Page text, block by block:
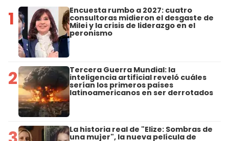
1 Encuesta rumbo a 2027: cuatro
consultoras midieron el desgaste de
Milei y la crisis de liderazgo en el
peronismo
2 Tercera Guerra Mundial: la
inteligencia artificial reveló cuáles
serían los primeros países
latinoamericanos en ser derrotados
La historia real de "Elize: Sombras de
una mujer", la nueva película de